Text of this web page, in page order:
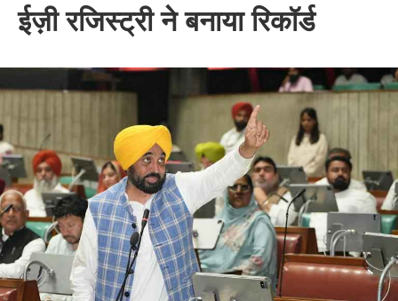
ईज़ी रजिस्ट्री ने बनाया रिकॉर्ड